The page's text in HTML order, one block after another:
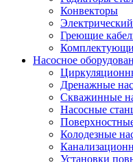
Конвекторы
Греющие
Насосное
Дренажные
Скважинные
Насосные
Колодезные
Установки